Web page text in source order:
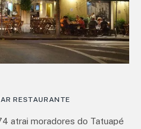
RESTAURANTE
atrai moradores do Tatuapé